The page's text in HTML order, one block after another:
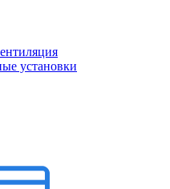
установки